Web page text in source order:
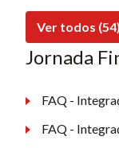
Ver todos (54)
Jornada
FAQ -
FAQ -